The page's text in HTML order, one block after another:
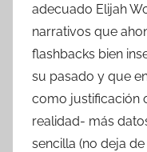
adecuado Elijah
narrativos que
flashbacks bien
su pasado y que
como justificación
realidad- más
sencilla (no deja